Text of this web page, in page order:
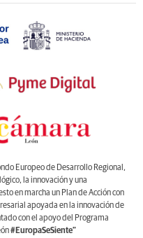
Europeo de Desarrollo Regional,
la innovación y una
en marcha un Plan de Acción con
apoyada en la innovación de
con el apoyo del Programa
#EuropaSeSiente”